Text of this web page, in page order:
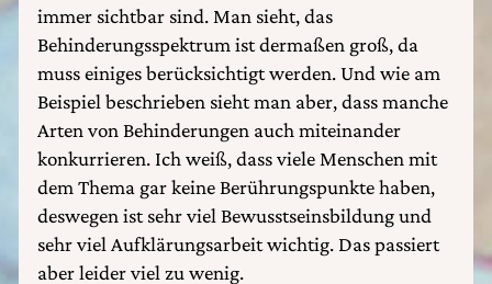
immer sichtbar sind. Man sieht, das
Behinderungsspektrum ist dermaßen groß, da
muss einiges berücksichtigt werden. Und wie am
Beispiel beschrieben sieht man aber, dass manche
Arten von Behinderungen auch miteinander
konkurrieren. Ich weiß, dass viele Menschen mit
dem Thema gar keine Berührungspunkte haben,
deswegen ist sehr viel Bewusstseinsbildung und
sehr viel Aufklärungsarbeit wichtig. Das passiert
aber leider viel zu wenig.